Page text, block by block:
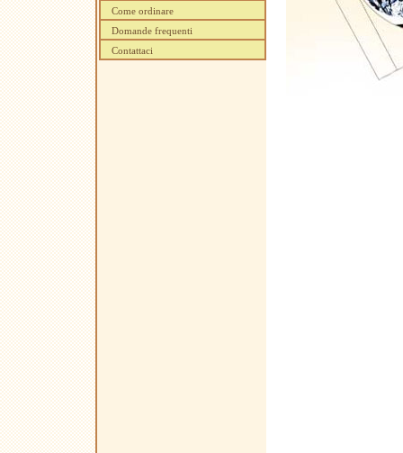
Come ordinare
Domande frequenti
Contattaci